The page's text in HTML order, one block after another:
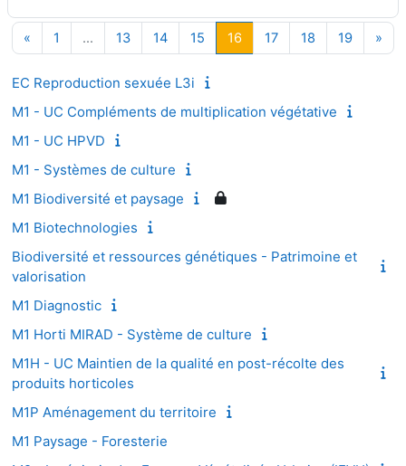
« Page précédente
1 Page 1
… 13Page 13
14Page 14
15 Page 15
16Page 16
17Page 17
18 Page 18
19Page 19
»
EC Reproduction sexuée L3i
M1 - UC Compléments de multiplication végétative
M1 - UC HPVD
M1 - Systèmes de culture
M1 Biodiversité et paysage
M1 Biotechnologies
Biodiversité et ressources génétiques - Patrimoine et
valorisation
M1 Diagnostic
M1 Horti MIRAD - Système de culture
M1H - UC Maintien de la qualité en post-récolte des
produits horticoles
M1P Aménagement du territoire
M1 Paysage - Foresterie